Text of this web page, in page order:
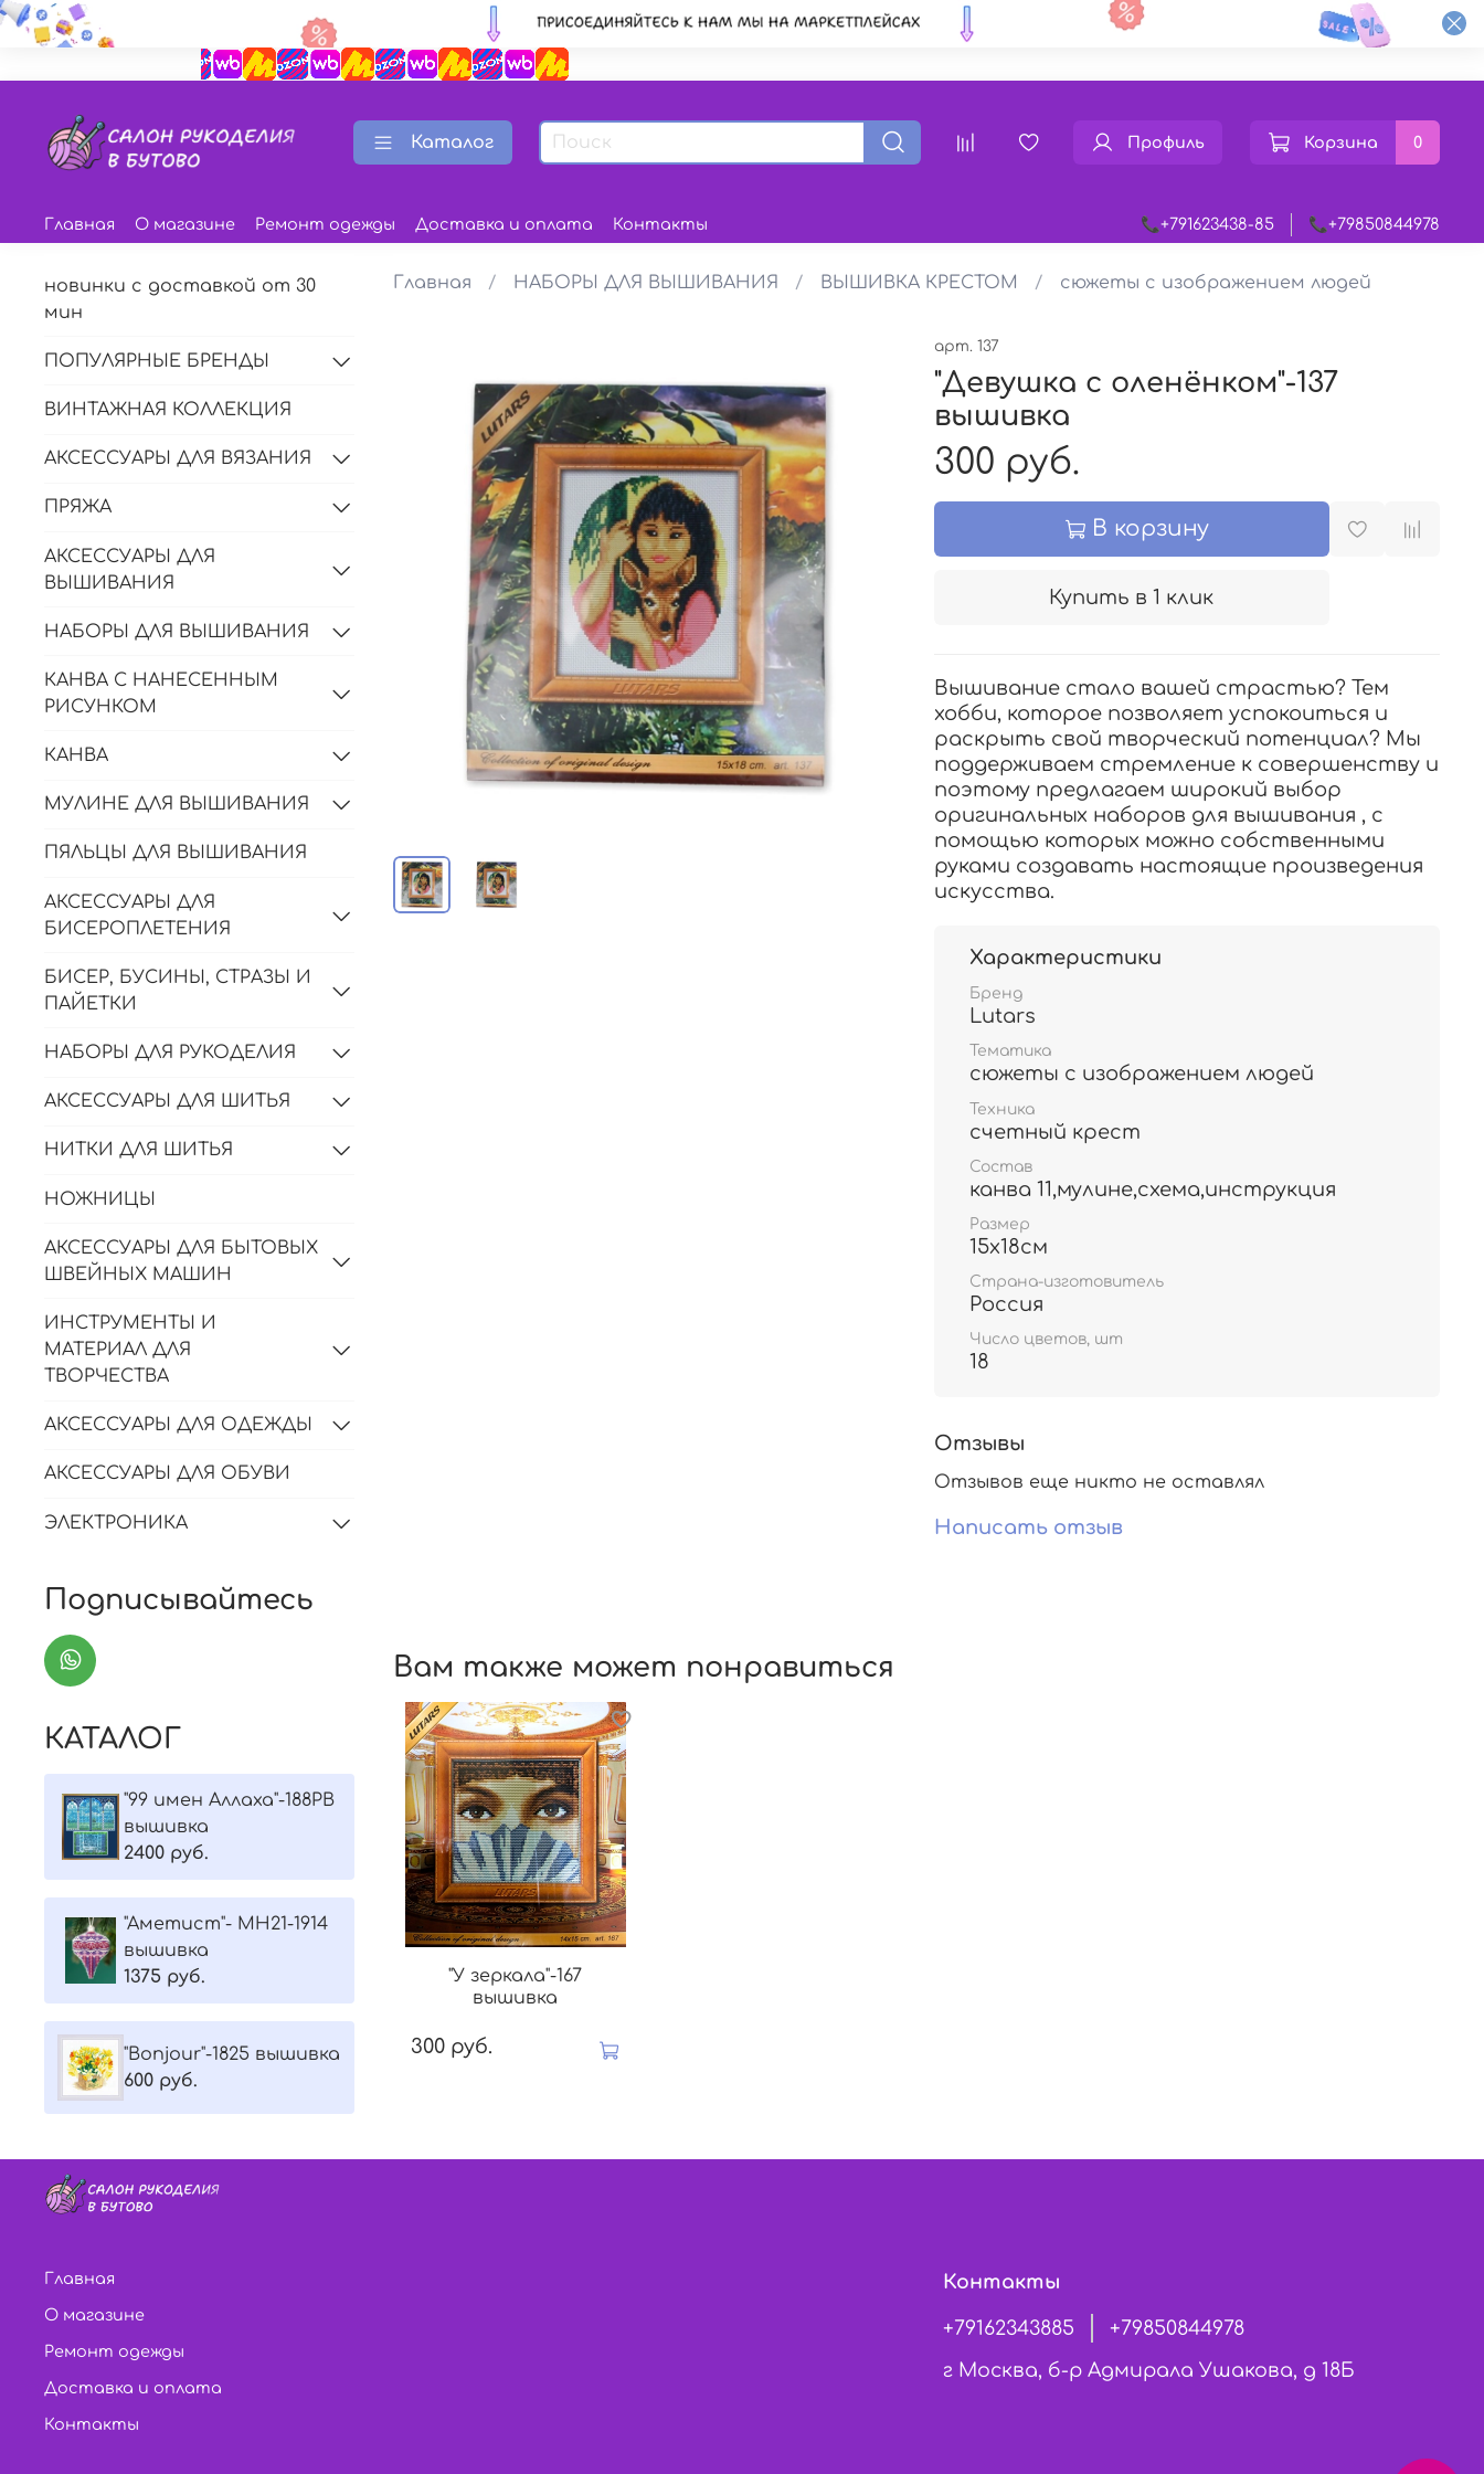
Каталог Профиль Корзина 0
Главная О магазине Ремонт одежды Доставка и оплата Контакты 📞+791623438-85 📞+79850844978
Главная НАБОРЫ ДЛЯ ВЫШИВАНИЯ ВЫШИВКА КРЕСТОМ сюжеты с изображением людей
арт. 137
"Девушка с оленёнком"-137
вышивка
300 руб.
В корзину
Купить в 1 клик
Вышивание стало вашей страстью? Тем
хобби, которое позволяет успокоиться и
раскрыть свой творческий потенциал? Мы
поддерживаем стремление к совершенству и
поэтому предлагаем широкий выбор
оригинальных наборов для вышивания , с
помощью которых можно собственными
руками создавать настоящие произведения
искусства.
Характеристики
Бренд
Lutars
Тематика
сюжеты с изображением людей
Техника
счетный крест
Состав
канва 11,мулине,схема,инструкция
Размер
15х18см
Страна-изготовитель
Россия
Число цветов, шт
18
Отзывы
Отзывов еще никто не оставлял
Написать отзыв
Вам также может понравиться
"У зеркала"-167
вышивка
300 руб.
новинки с доставкой от 30
мин
ПОПУЛЯРНЫЕ БРЕНДЫ
ВИНТАЖНАЯ КОЛЛЕКЦИЯ
АКСЕССУАРЫ ДЛЯ ВЯЗАНИЯ
ПРЯЖА
АКСЕССУАРЫ ДЛЯ
ВЫШИВАНИЯ
НАБОРЫ ДЛЯ ВЫШИВАНИЯ
КАНВА С НАНЕСЕННЫМ
РИСУНКОМ
КАНВА
МУЛИНЕ ДЛЯ ВЫШИВАНИЯ
ПЯЛЬЦЫ ДЛЯ ВЫШИВАНИЯ
АКСЕССУАРЫ ДЛЯ
БИСЕРОПЛЕТЕНИЯ
БИСЕР, БУСИНЫ, СТРАЗЫ И
ПАЙЕТКИ
НАБОРЫ ДЛЯ РУКОДЕЛИЯ
АКСЕССУАРЫ ДЛЯ ШИТЬЯ
НИТКИ ДЛЯ ШИТЬЯ
НОЖНИЦЫ
АКСЕССУАРЫ ДЛЯ БЫТОВЫХ
ШВЕЙНЫХ МАШИН
ИНСТРУМЕНТЫ И
МАТЕРИАЛ ДЛЯ
ТВОРЧЕСТВА
АКСЕССУАРЫ ДЛЯ ОДЕЖДЫ
АКСЕССУАРЫ ДЛЯ ОБУВИ
ЭЛЕКТРОНИКА
Подписывайтесь
КАТАЛОГ
"99 имен Аллаха"-188РВ
вышивка
2400 руб.
"Aметист"- МH21-1914
вышивка
1375 руб.
"Bonjour"-1825 вышивка
600 руб.
Главная
О магазине
Ремонт одежды
Доставка и оплата
Контакты
Контакты
+79162343885
+79850844978
г Москва, б-р Адмирала Ушакова, д 18Б